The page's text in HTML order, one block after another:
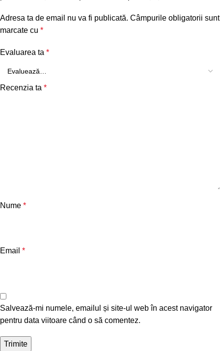
Adresa ta de email nu va fi publicată. Câmpurile obligatorii sunt
marcate cu *
Evaluarea ta *
Recenzia ta *
Nume *
Email *
Salvează-mi numele, emailul și site-ul web în acest navigator
pentru data viitoare când o să comentez.